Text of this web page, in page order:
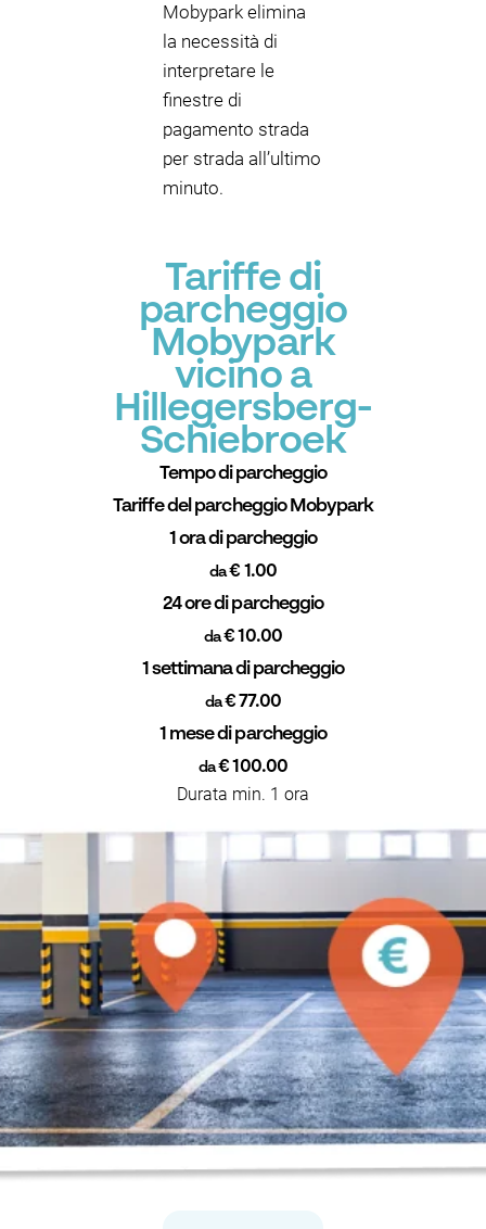
Mobypark elimina
la necessità di
interpretare le
finestre di
pagamento strada
per strada all’ultimo
minuto.
Tariffe di
parcheggio
Mobypark
vicino a
Hillegersberg-
Schiebroek
Tempo di parcheggio
Tariffe del parcheggio Mobypark
1 ora di parcheggio
da€ 1.00
24 ore di parcheggio
da€ 10.00
1 settimana di parcheggio
da€ 77.00
1 mese di parcheggio
da€ 100.00
Durata min. 1 ora